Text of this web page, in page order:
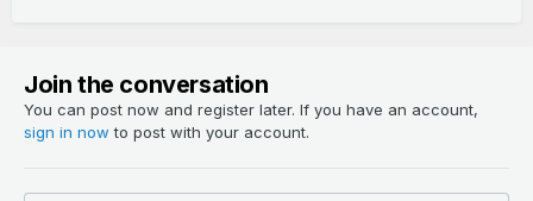
Join the conversation
You can post now and register later. If you have an account,
sign in now to post with your account.